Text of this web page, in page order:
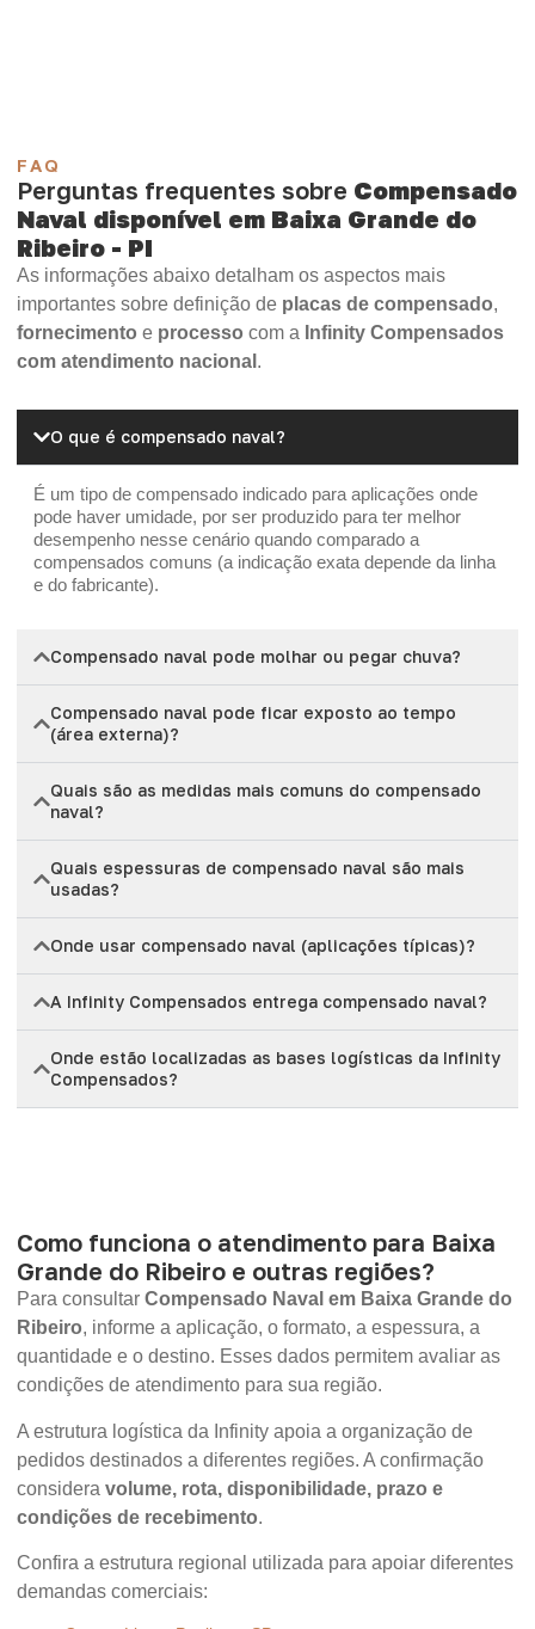
FAQ
Perguntas frequentes sobre Compensado
Naval disponível em Baixa Grande do
Ribeiro - PI
As informações abaixo detalham os aspectos mais
importantes sobre definição de placas de compensado,
fornecimento e processo com a Infinity Compensados
com atendimento nacional .
O que é compensado naval?
É um tipo de compensado indicado para aplicações onde
pode haver umidade, por ser produzido para ter melhor
desempenho nesse cenário quando comparado a
compensados comuns (a indicação exata depende da linha
e do fabricante).
Compensado naval pode molhar ou pegar chuva?
Compensado naval pode ficar exposto ao tempo
(área externa)?
Quais são as medidas mais comuns do compensado
naval?
Quais espessuras de compensado naval são mais
usadas?
Onde usar compensado naval (aplicações típicas)?
A Infinity Compensados entrega compensado naval?
Onde estão localizadas as bases logísticas da Infinity
Compensados?
Como funciona o atendimento para Baixa
Grande do Ribeiro e outras regiões?
Para consultar Compensado Naval em Baixa Grande do
Ribeiro, informe a aplicação, o formato, a espessura, a
quantidade e o destino. Esses dados permitem avaliar as
condições de atendimento para sua região.
A estrutura logística da Infinity apoia a organização de
pedidos destinados a diferentes regiões. A confirmação
considera volume, rota, disponibilidade, prazo e
condições de recebimento.
Confira a estrutura regional utilizada para apoiar diferentes
demandas comerciais: